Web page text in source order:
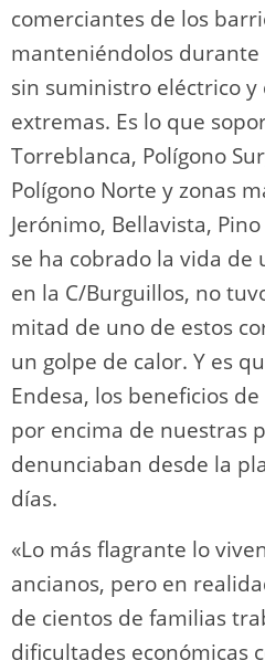
comerciantes de los
manteniéndolos
sin suministro eléctrico
extremas. Es lo que
Torreblanca, Polígono
Polígono Norte y zonas
Jerónimo, Bellavista,
se ha cobrado la vida de
en la C/Burguillos, no
mitad de uno de estos
un golpe de calor. Y es
Endesa, los beneficios
por encima de nuestras
denunciaban desde la
días.
«Lo más flagrante lo
ancianos, pero en
de cientos de familias
dificultades económicas